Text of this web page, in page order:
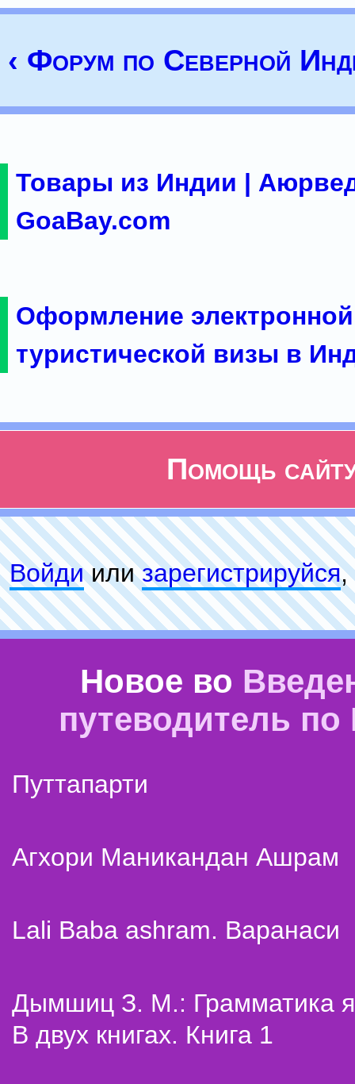
‹ Форум по Северной
Товары из Индии |
GoaBay.com
Оформление электронной
туристической визы в
Помощь
Войдиилизарeгиcтpируйся,
Новое во
путеводитель
Путтапарти
Агхори Маникандан Ашрам
Lali Baba ashram. Варанаси
Дымшиц З. М.: Грамматика
В двух книгах. Книга 1